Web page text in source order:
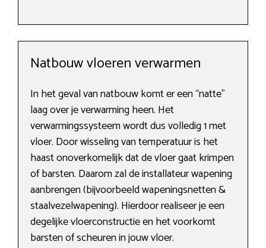
Natbouw vloeren verwarmen
In het geval van natbouw komt er een “natte”
laag over je verwarming heen. Het
verwarmingssysteem wordt dus volledig 1 met
vloer. Door wisseling van temperatuur is het
haast onoverkomelijk dat de vloer gaat krimpen
of barsten. Daarom zal de installateur wapening
aanbrengen (bijvoorbeeld wapeningsnetten &
staalvezelwapening). Hierdoor realiseer je een
degelijke vloerconstructie en het voorkomt
barsten of scheuren in jouw vloer.